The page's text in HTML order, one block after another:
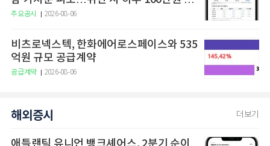
구
주요공시 2026-08-06
비츠로넥스텍, 한화에어로스페이스와 535
억원 규모 공급계약
공급계약 2026-08-06
해외증시 더보기